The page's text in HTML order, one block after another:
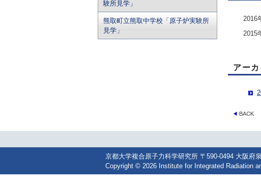
験所見学」
熊取町立熊取中学校「原子炉実験所
見学」
2016
2015
アー
京都大学複合原子力科学研究所 〒590-0494 大阪府
Copyright © 2026 Institute for Integrated Radiation